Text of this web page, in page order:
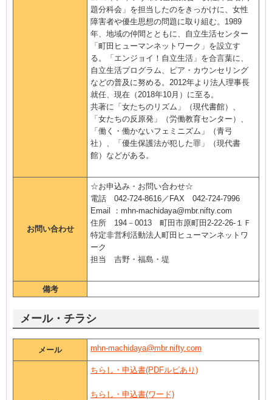
題分科会」を担当したのをきっかけに、女性
障害者や優生思想の問題に取り組む。1989
年、地域の仲間とともに、自立生活センター
「町田ヒューマンネットワーク」を設立す
る。「エンジョイ！自立生活」を合言葉に、
自立生活プログラム、ピア・カウンセリング
などの普及に努める。2012年より法人理事長
就任、現在（2018年10月）に至る。
共著に「女たちのリズム」（現代書館）、
「女たちの反原発」（労働教育センター）、
「働く・働かないフェミニズム」（青弓
社）、「優生保護法が犯した罪」（現代書
館）などがある。
お問い合わせ
☆お申込み・お問い合わせ☆
電話 042-724-8616／FAX 042-724-7996
Email ：mhn-machidaya@mbr.nifty.com
住所 194－0013 町田市原町田2-22-26-１Ｆ
特定非営利活動法人町田ヒューマンネットワ
ーク
担当 吉野・福島・堤
備考
メール・チラシ
メール mhn-machidaya@mbr.nifty.com
ちらし・申込書(PDFルビあり)
ちらし・申込書(ワード)